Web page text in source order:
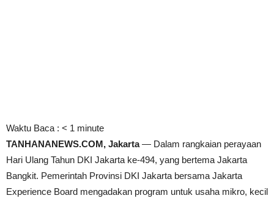
Waktu Baca : < 1 minute
TANHANANEWS.COM, Jakarta— Dalam rangkaian perayaan
Hari Ulang Tahun DKI Jakarta ke-494, yang bertema Jakarta
Bangkit. Pemerintah Provinsi DKI Jakarta bersama Jakarta
Experience Board mengadakan program untuk usaha mikro, kecil